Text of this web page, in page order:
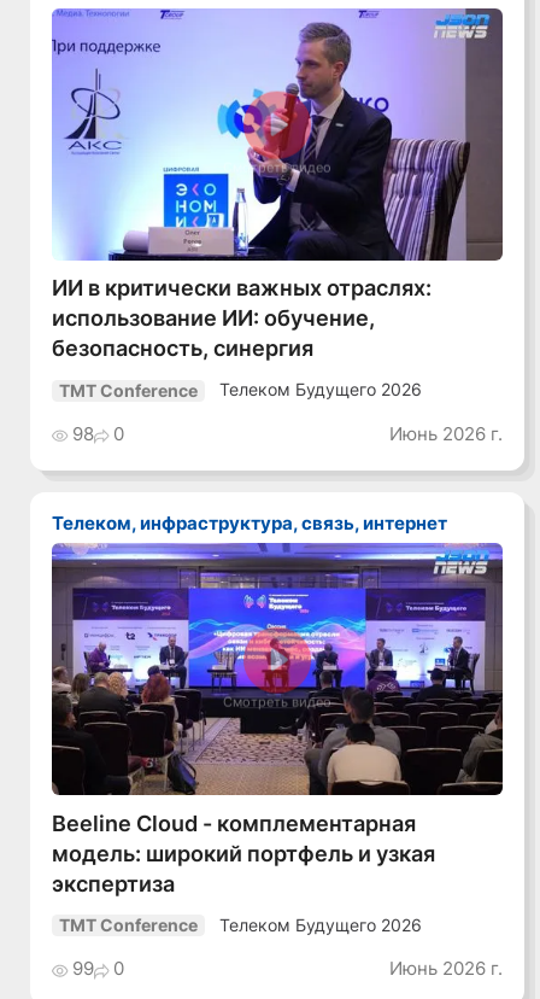
Смотреть видео
ИИ в критически важных отраслях:
использование ИИ: обучение,
безопасность, синергия
TMT Conference Телеком Будущего 2026
98 0 Июнь 2026 г.
Телеком, инфраструктура, связь, интернет
Смотреть видео
Beeline Cloud - комплементарная
модель: широкий портфель и узкая
экспертиза
TMT Conference Телеком Будущего 2026
99 0 Июнь 2026 г.